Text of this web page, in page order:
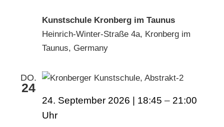
Kunstschule Kronberg im Taunus
Heinrich-Winter-Straße 4a, Kronberg im
Taunus, Germany
DO.
24
24. September 2026 | 18:45 – 21:00